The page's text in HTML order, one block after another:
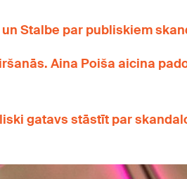
Stalbe par publiskiem
Aina Poiša aicina
gatavs stāstīt par